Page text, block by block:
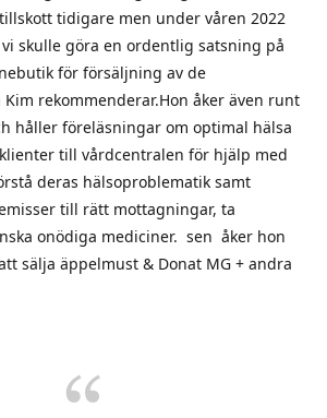
tidigare men under våren 2022
skulle göra en ordentlig satsning på
för försäljning av de
rekommenderar.Hon åker även runt
håller föreläsningar om optimal hälsa
till vårdcentralen för hjälp med
deras hälsoproblematik samt
till rätt mottagningar, ta
onödiga mediciner. sen åker hon
sälja äppelmust & Donat MG + andra